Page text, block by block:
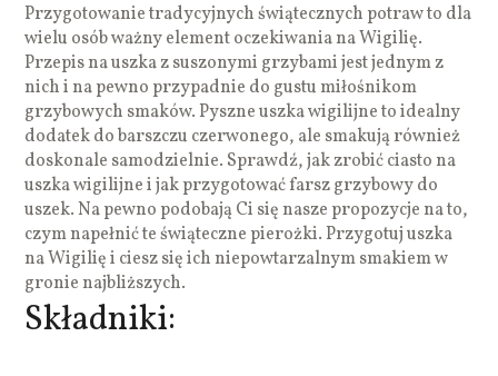
Przygotowanie tradycyjnych świątecznych potraw to dla
wielu osób ważny element oczekiwania na Wigilię.
Przepis na uszka z suszonymi grzybami jest jednym z
nich i na pewno przypadnie do gustu miłośnikom
grzybowych smaków. Pyszne uszka wigilijne to idealny
dodatek do barszczu czerwonego, ale smakują również
doskonale samodzielnie. Sprawdź, jak zrobić ciasto na
uszka wigilijne i jak przygotować farsz grzybowy do
uszek. Na pewno podobają Ci się nasze propozycje na to,
czym napełnić te świąteczne pierożki. Przygotuj uszka
na Wigilię i ciesz się ich niepowtarzalnym smakiem w
gronie najbliższych.
Składniki: